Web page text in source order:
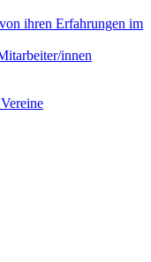
ihren Erfahrungen im
innen